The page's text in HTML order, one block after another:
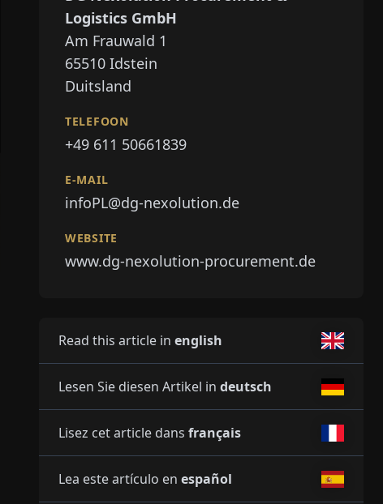
Logistics GmbH
Am Frauwald 1
65510 Idstein
Duitsland
TELEFOON
+49 611 50661839
E-MAIL
infoPL@dg-nexolution.de
WEBSITE
www.dg-nexolution-procurement.de
Read this article in english
Lesen Sie diesen Artikel in deutsch
Lisez cet article dans français
Lea este artículo en español